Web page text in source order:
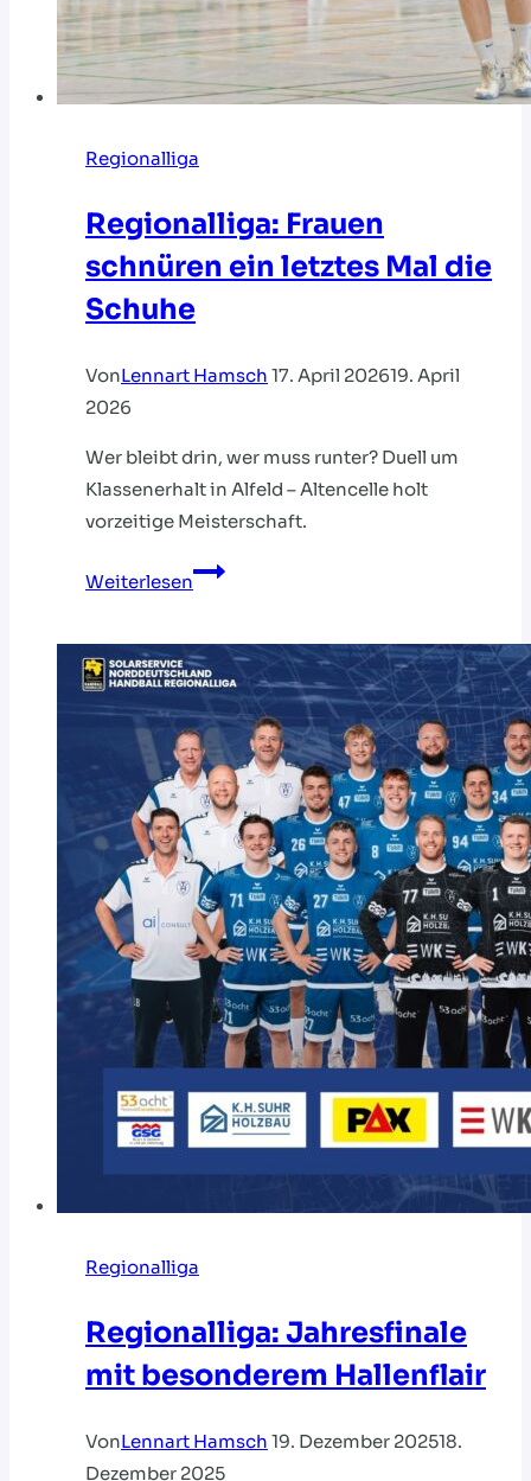
Regionalliga
Regionalliga: Frauen
schnüren ein letztes Mal die
Schuhe
VonLennart Hamsch 17. April 202619. April
2026
Wer bleibt drin, wer muss runter? Duell um
Klassenerhalt in Alfeld – Altencelle holt
vorzeitige Meisterschaft.
Weiterlesen
Regionalliga:
ein
letztes
Mal
die
Schuhe
Regionalliga
Regionalliga: Jahresfinale
mit besonderem Hallenflair
VonLennart Hamsch 19. Dezember 202518.
Dezember 2025